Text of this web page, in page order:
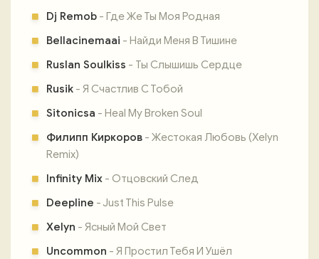
Dj Remob - Где Же Ты Моя Родная
Bellacinemaai - Найди Меня В Тишине
Ruslan Soulkiss - Ты Слышишь Сердце
Rusik - Я Счастлив С Тобой
Sitonicsa - Heal My Broken Soul
Филипп Киркоров - Жестокая Любовь (Xelyn
Remix)
Infinity Mix - Отцовский След
Deepline - Just This Pulse
Xelyn - Ясный Мой Свет
Uncommon - Я Простил Тебя И Ушёл